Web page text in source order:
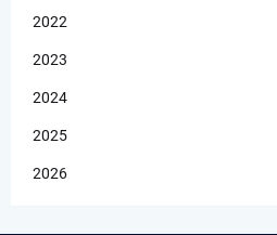
2022
2023
2024
2025
2026